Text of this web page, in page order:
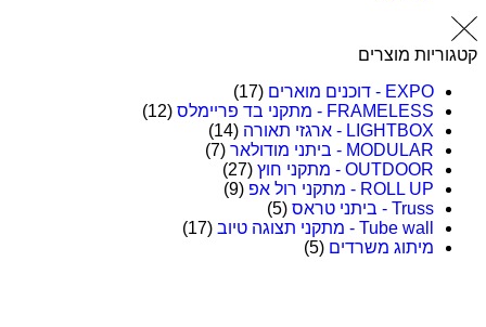
מוצרים
EXPO - דוכנים מוארים
(17)
FRAMELESS - מתקני בד פריימלס
(12)
LIGHTBOX - ארגזי תאורה
(14)
MODULAR - ביתני מודולאר
(7)
OUTDOOR - מתקני חוץ
(27)
ROLL UP - מתקני רול אפ
(9)
Truss - ביתני טראס
(5)
Tube wall - מתקני תצוגה טיוב
(17)
מיתוג משרדים (5)